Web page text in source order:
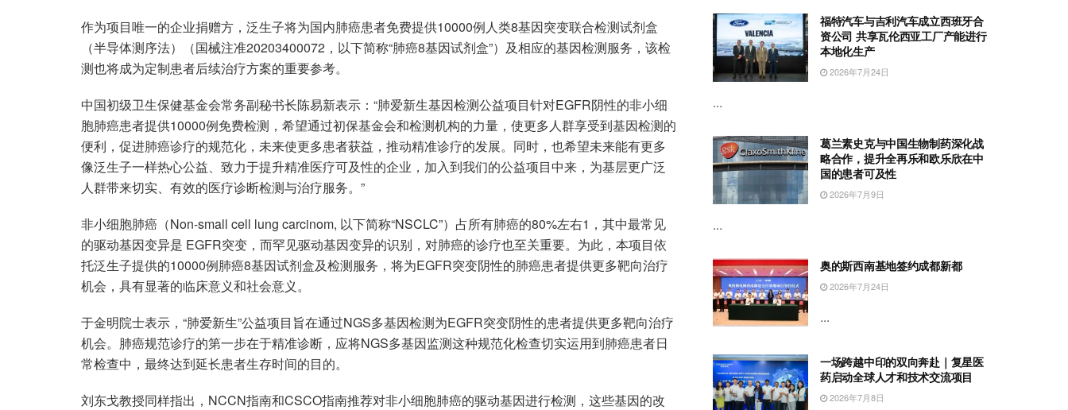
作为项目唯一的企业捐赠方，泛生子将为国内肺癌患者免费提供10000例人类8基因突变联合检测试剂盒
（半导体测序法）（国械注准20203400072，以下简称“肺癌8基因试剂盒”）及相应的基因检测服务，该检
测也将成为定制患者后续治疗方案的重要参考。
中国初级卫生保健基金会常务副秘书长陈易新表示：“肺爱新生基因检测公益项目针对EGFR阴性的非小细
胞肺癌患者提供10000例免费检测，希望通过初保基金会和检测机构的力量，使更多人群享受到基因检测的
便利，促进肺癌诊疗的规范化，未来使更多患者获益，推动精准诊疗的发展。同时，也希望未来能有更多
像泛生子一样热心公益、致力于提升精准医疗可及性的企业，加入到我们的公益项目中来，为基层更广泛
人群带来切实、有效的医疗诊断检测与治疗服务。”
非小细胞肺癌（Non-small cell lung carcinom, 以下简称“NSCLC”）占所有肺癌的80%左右1，其中最常见
的驱动基因变异是 EGFR突变，而罕见驱动基因变异的识别，对肺癌的诊疗也至关重要。为此，本项目依
托泛生子提供的10000例肺癌8基因试剂盒及检测服务，将为EGFR突变阴性的肺癌患者提供更多靶向治疗
机会，具有显著的临床意义和社会意义。
于金明院士表示，“肺爱新生”公益项目旨在通过NGS多基因检测为EGFR突变阴性的患者提供更多靶向治疗
机会。肺癌规范诊疗的第一步在于精准诊断，应将NGS多基因监测这种规范化检查切实运用到肺癌患者日
常检查中，最终达到延长患者生存时间的目的。
刘东戈教授同样指出，NCCN指南和CSCO指南推荐对非小细胞肺癌的驱动基因进行检测，这些基因的改
福特汽车与吉利汽车成立西班牙合
资公司 共享瓦伦西亚工厂产能进行
本地化生产
2026年7月24日
...
葛兰素史克与中国生物制药深化战
略合作，提升全再乐和欧乐欣在中
国的患者可及性
2026年7月9日
...
奥的斯西南基地签约成都新都
2026年7月24日
...
一场跨越中印的双向奔赴｜复星医
药启动全球人才和技术交流项目
2026年7月8日